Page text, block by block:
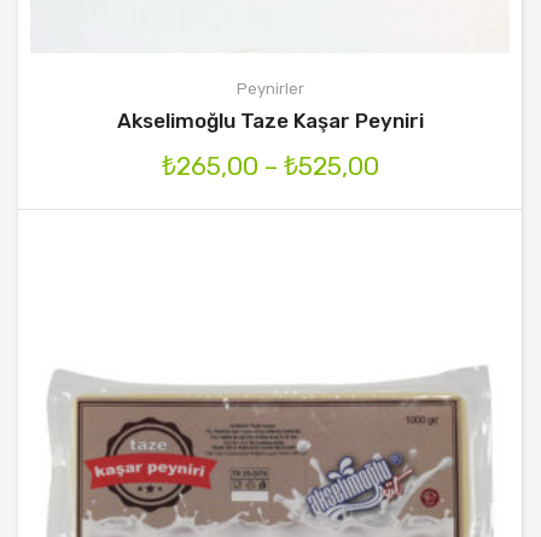
Peynirler
Akselimoğlu Taze Kaşar Peyniri
₺265,00 – ₺525,00